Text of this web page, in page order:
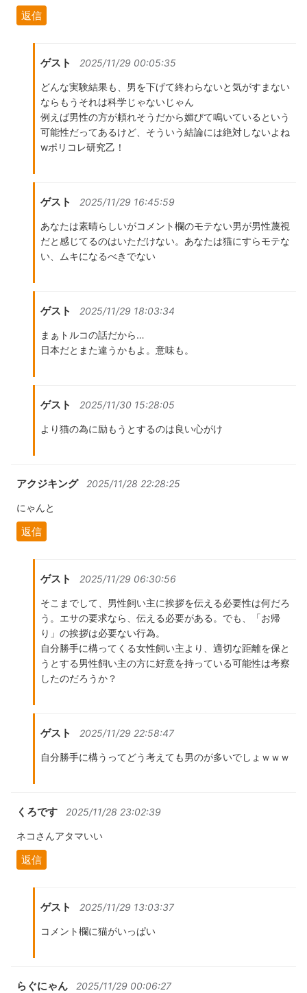
返信
ゲスト 2025/11/29 00:05:35
どんな実験結果も、男を下げて終わらないと気がすまない
ならもうそれは科学じゃないじゃん
例えば男性の方が頼れそうだから媚びて鳴いているという
可能性だってあるけど、そういう結論には絶対しないよね
wポリコレ研究乙！
ゲスト 2025/11/29 16:45:59
あなたは素晴らしいがコメント欄のモテない男が男性蔑視
だと感じてるのはいただけない。あなたは猫にすらモテな
い、ムキになるべきでない
ゲスト 2025/11/29 18:03:34
まぁトルコの話だから…
日本だとまた違うかもよ。意味も。
ゲスト 2025/11/30 15:28:05
より猫の為に励もうとするのは良い心がけ
アクジキング 2025/11/28 22:28:25
にゃんと
返信
ゲスト 2025/11/29 06:30:56
そこまでして、男性飼い主に挨拶を伝える必要性は何だろ
う。エサの要求なら、伝える必要がある。でも、「お帰
り」の挨拶は必要ない行為。
自分勝手に構ってくる女性飼い主より、適切な距離を保と
うとする男性飼い主の方に好意を持っている可能性は考察
したのだろうか？
ゲスト 2025/11/29 22:58:47
自分勝手に構うってどう考えても男のが多いでしょｗｗｗ
くろです 2025/11/28 23:02:39
ネコさんアタマいい
返信
ゲスト 2025/11/29 13:03:37
コメント欄に猫がいっぱい
らぐにゃん 2025/11/29 00:06:27